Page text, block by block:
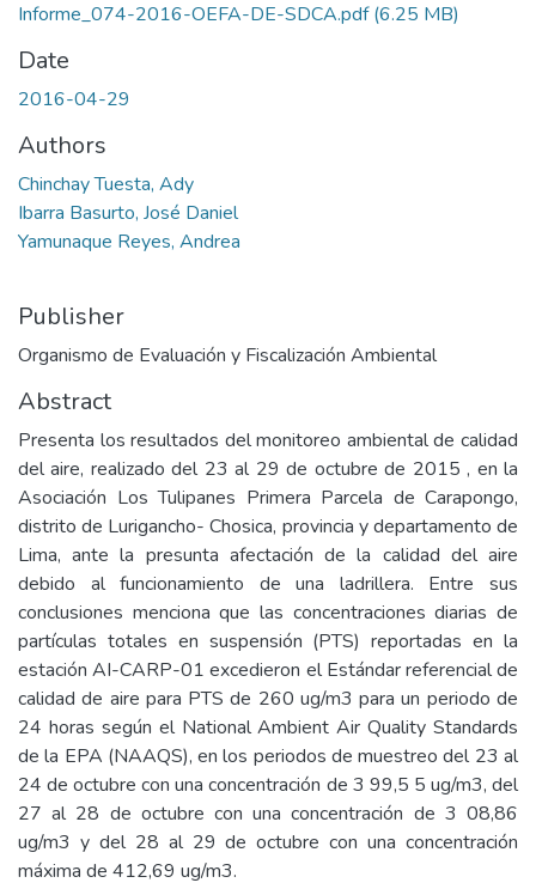
Informe_074-2016-OEFA-DE-SDCA.pdf(6.25 MB)
Date
2016-04-29
Authors
Chinchay Tuesta, Ady
Ibarra Basurto, José Daniel
Yamunaque Reyes, Andrea
Publisher
Organismo de Evaluación y Fiscalización Ambiental
Abstract
Presenta los resultados del monitoreo ambiental de calidad
del aire, realizado del 23 al 29 de octubre de 2015 , en la
Asociación Los Tulipanes Primera Parcela de Carapongo,
distrito de Lurigancho- Chosica, provincia y departamento de
Lima, ante la presunta afectación de la calidad del aire
debido al funcionamiento de una ladrillera. Entre sus
conclusiones menciona que las concentraciones diarias de
partículas totales en suspensión (PTS) reportadas en la
estación AI-CARP-01 excedieron el Estándar referencial de
calidad de aire para PTS de 260 ug/m3 para un periodo de
24 horas según el National Ambient Air Quality Standards
de la EPA (NAAQS), en los periodos de muestreo del 23 al
24 de octubre con una concentración de 3 99,5 5 ug/m3, del
27 al 28 de octubre con una concentración de 3 08,86
ug/m3 y del 28 al 29 de octubre con una concentración
máxima de 412,69 ug/m3.